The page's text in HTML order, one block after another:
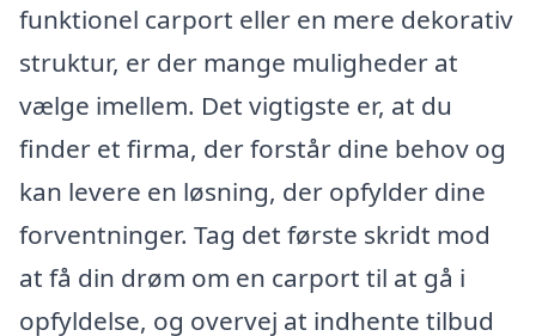
funktionel carport eller en mere dekorativ
struktur, er der mange muligheder at
vælge imellem. Det vigtigste er, at du
finder et firma, der forstår dine behov og
kan levere en løsning, der opfylder dine
forventninger. Tag det første skridt mod
at få din drøm om en carport til at gå i
opfyldelse, og overvej at indhente tilbud